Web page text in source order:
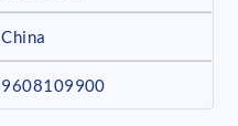
China
9608109900